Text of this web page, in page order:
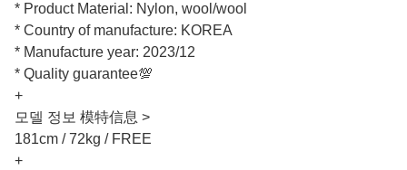
* Product Material: Nylon, wool/wool
* Country of manufacture: KOREA
* Manufacture year: 2023/12
* Quality guarantee💯
+
모델 정보 模特信息 >
181cm / 72kg / FREE
+